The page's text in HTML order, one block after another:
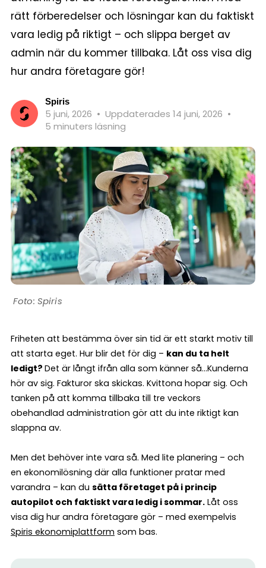
rätt förberedelser och lösningar kan du faktiskt
vara ledig på riktigt – och slippa berget av
admin när du kommer tillbaka. Låt oss visa dig
hur andra företagare gör!
Spiris
5 juni, 2026 • Uppdaterades 14 juni, 2026 •
5 minuters läsning
Spiris
Friheten att bestämma över sin tid är ett starkt motiv till
att starta eget. Hur blir det för dig – kan du ta helt
ledigt? Det är långt ifrån alla som känner så…Kunderna
hör av sig. Fakturor ska skickas. Kvittona hopar sig. Och
tanken på att komma tillbaka till tre veckors
obehandlad administration gör att du inte riktigt kan
slappna av.
Men det behöver inte vara så. Med lite planering – och
en ekonomilösning där alla funktioner pratar med
varandra – kan du sätta företaget på i princip
autopilot och faktiskt vara ledig i sommar. Låt oss
visa dig hur andra företagare gör – med exempelvis
Spiris ekonomiplattform som bas.